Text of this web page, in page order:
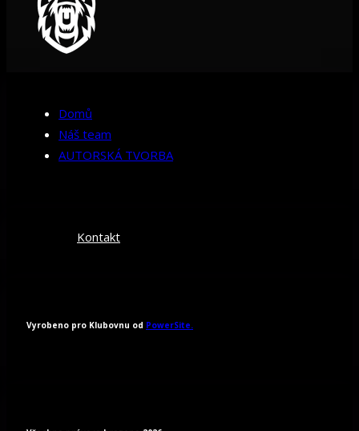
Domů
Náš team
AUTORSKÁ TVORBA
Kontakt
Vyrobeno pro Klubovnu od PowerSite.